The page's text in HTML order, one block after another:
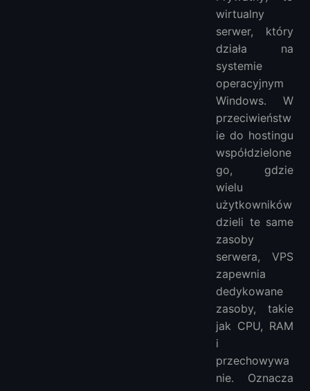
wirtualny
serwer, który
działa na
systemie
operacyjnym
Windows. W
przeciwieństw
ie do hostingu
współdzielone
go, gdzie
wielu
użytkowników
dzieli te same
zasoby
serwera, VPS
zapewnia
dedykowane
zasoby, takie
jak CPU, RAM
i
przechowywa
nie. Oznacza